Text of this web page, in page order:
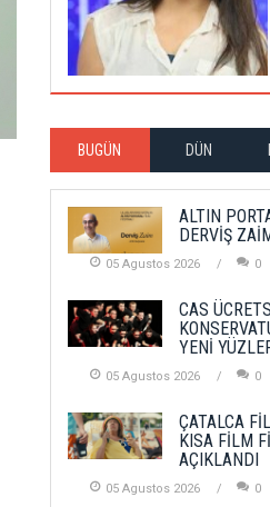
BUGÜN DÜN
ALTIN
DERVİŞ
05 Agustos 2026 0
CAS
YENİ
05 Agustos 2026 0
ÇATALCA
KISA FİLM
AÇIKLANDI
05 Agustos 2026 0